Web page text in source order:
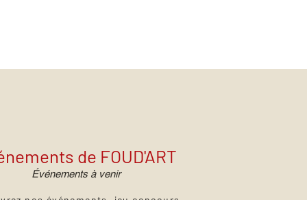
de FOUD'ART
Événements à venir